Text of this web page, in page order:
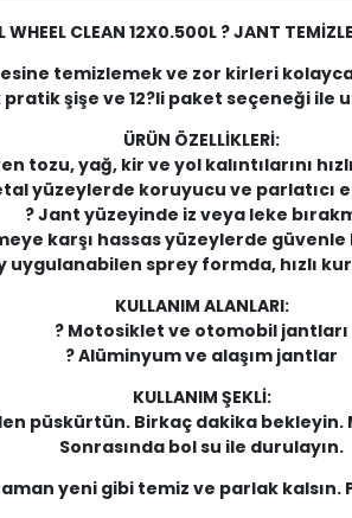
WHEEL CLEAN 12X0.500L ? JANT
temizlemek ve zor kirleri
şişe ve 12?li paket seçeneği ile
ÜRÜN ÖZELLİKLERİ:
tozu, yağ, kir ve yol kalıntılarını
yüzeylerde koruyucu ve parlatıcı
? Jant yüzeyinde iz veya leke
karşı hassas yüzeylerde
uygulanabilen sprey formda, hızlı
KULLANIM ALANLARI:
? Motosiklet ve otomobil jantları
? Alüminyum ve alaşım jantlar
KULLANIM ŞEKLİ:
püskürtün. Birkaç dakika
Sonrasında bol su ile durulayın.
yeni gibi temiz ve parlak